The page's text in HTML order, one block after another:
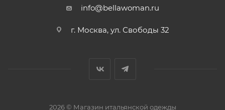
info@bellawoman.ru
г. Москва, ул. Свободы 32
2026 © Магазин итальянской одежды